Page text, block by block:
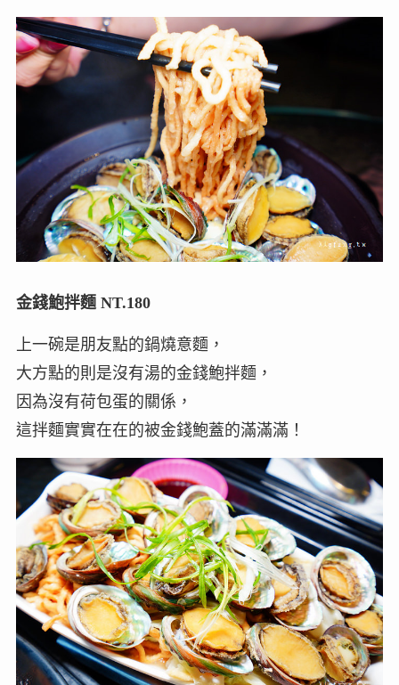
金錢鮑拌麵 NT.180
上一碗是朋友點的鍋燒意麵，
大方點的則是沒有湯的金錢鮑拌麵，
因為沒有荷包蛋的關係，
這拌麵實實在在的被金錢鮑蓋的滿滿滿！